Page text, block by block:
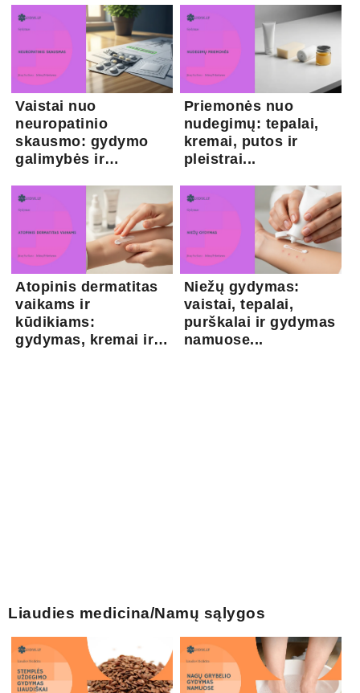
Vaistai nuo
neuropatinio
skausmo: gydymo
galimybės ir
Priemonės nuo
nudegimų: tepalai,
kremai, putos ir
pleistrai...
Atopinis dermatitas
vaikams ir
kūdikiams:
gydymas, kremai ir
Niežų gydymas:
vaistai, tepalai,
purškalai ir gydymas
namuose...
Liaudies medicina/Namų sąlygos